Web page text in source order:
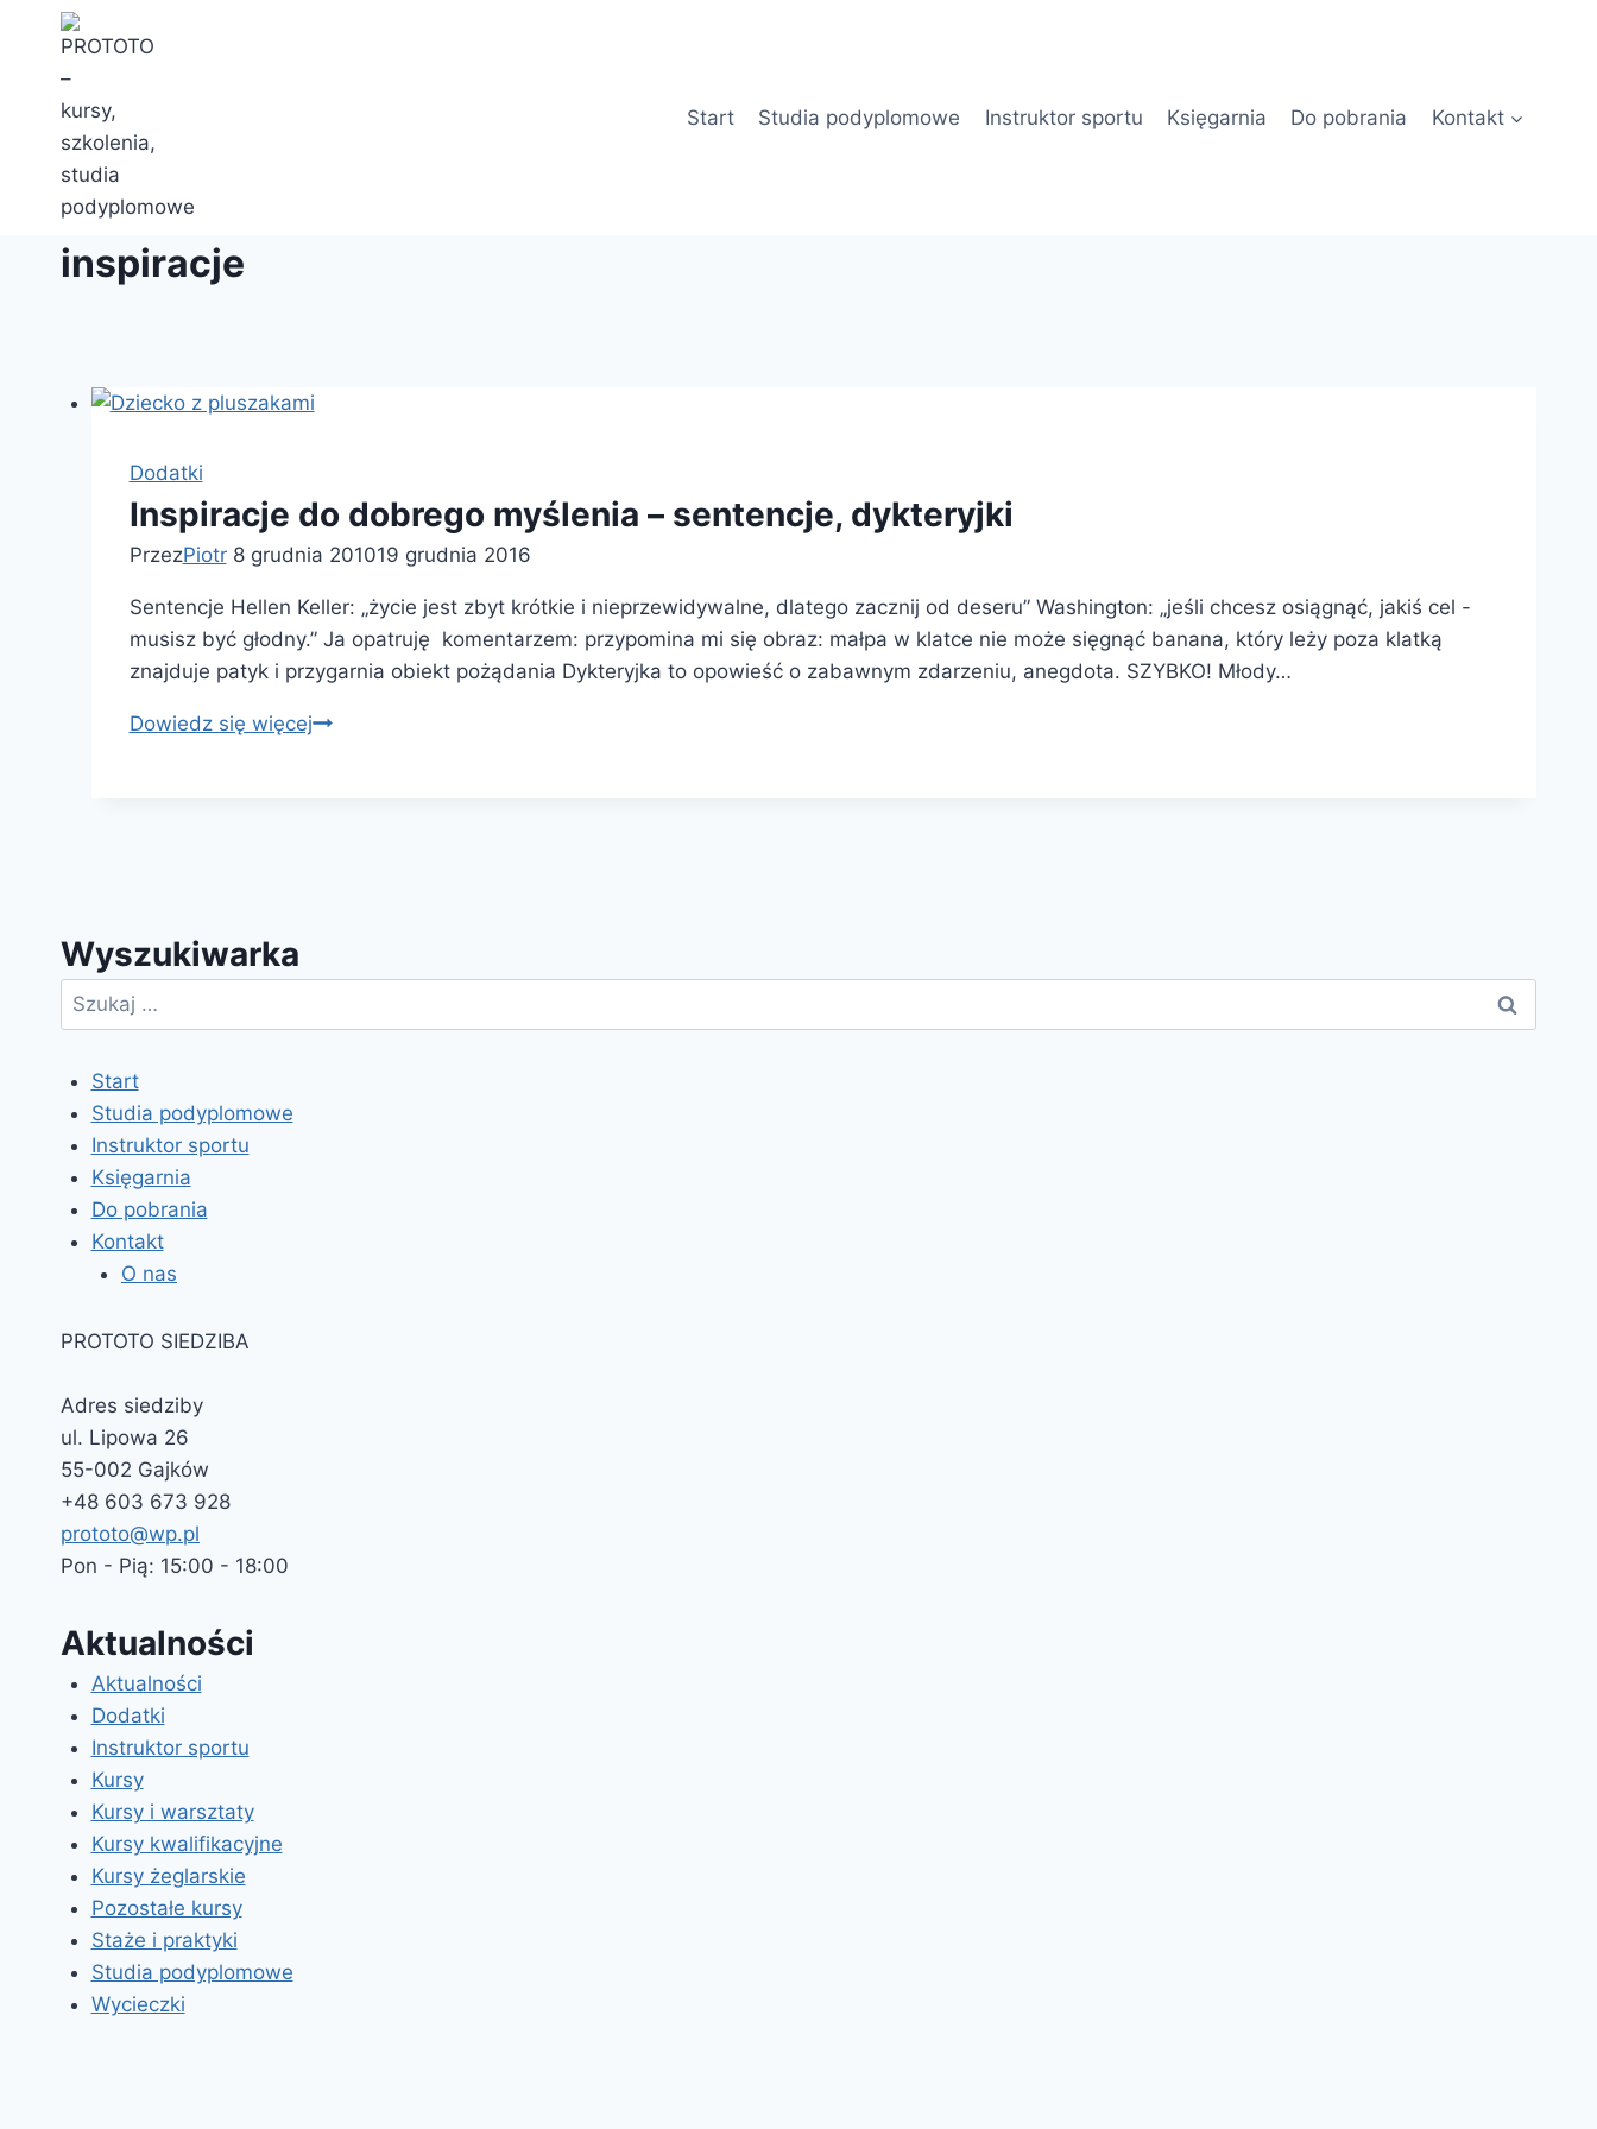
Przejdź
Start
Studia podyplomowe Instruktor sportu Księgarnia Do pobrania Kontakt
inspiracje
Dodatki
Inspiracje do dobrego myślenia – sentencje, dykteryjki
PrzezPiotr 8 grudnia 201019 grudnia 2016
Sentencje Hellen Keller: „życie jest zbyt krótkie i nieprzewidywalne, dlatego zacznij od deseru” Washington: „jeśli chcesz osiągnąć, jakiś cel -
musisz być głodny.” Ja opatruję komentarzem: przypomina mi się obraz: małpa w klatce nie może sięgnąć banana, który leży poza klatką
znajduje patyk i przygarnia obiekt pożądania Dykteryjka to opowieść o zabawnym zdarzeniu, anegdota. SZYBKO! Młody…
Dowiedz się więcejInspiracje
Wyszukiwarka
Szukaj:
Start
Studia podyplomowe
Instruktor sportu
Księgarnia
Do pobrania
Kontakt
O nas
PROTOTO SIEDZIBA
Adres siedziby
ul. Lipowa 26
55-002 Gajków
+48 603 673 928
prototo@wp.pl
Pon - Pią: 15:00 - 18:00
Aktualności
Aktualności
Dodatki
Instruktor sportu
Kursy
Kursy i warsztaty
Kursy kwalifikacyjne
Kursy żeglarskie
Pozostałe kursy
Staże i praktyki
Studia podyplomowe
Wycieczki